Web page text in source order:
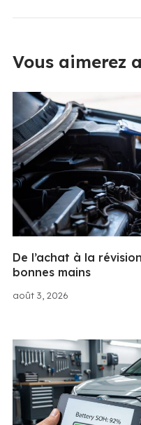
Vous aimerez
août 3, 2026
De l’achat à la
bonnes mains